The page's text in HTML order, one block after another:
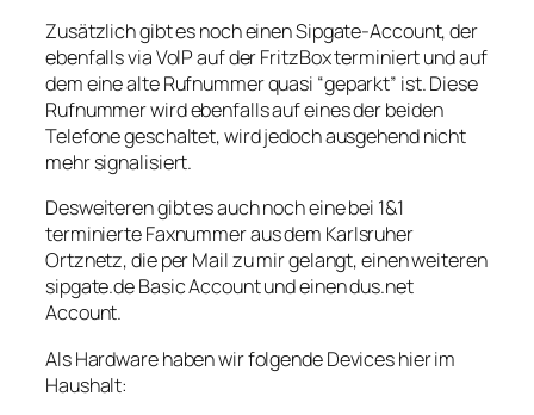
Zusätzlich gibt es noch einen Sipgate-Account, der
ebenfalls via VoIP auf der FritzBox terminiert und auf
dem eine alte Rufnummer quasi “geparkt” ist. Diese
Rufnummer wird ebenfalls auf eines der beiden
Telefone geschaltet, wird jedoch ausgehend nicht
mehr signalisiert.
Desweiteren gibt es auch noch eine bei 1&1
terminierte Faxnummer aus dem Karlsruher
Ortznetz, die per Mail zu mir gelangt, einen weiteren
sipgate.de Basic Account und einen dus.net
Account.
Als Hardware haben wir folgende Devices hier im
Haushalt: